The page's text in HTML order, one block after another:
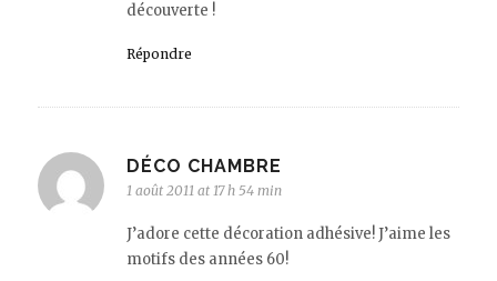
découverte !
Répondre
DÉCO CHAMBRE
1 août 2011 at 17 h 54 min
J’adore cette décoration adhésive! J’aime les
motifs des années 60!